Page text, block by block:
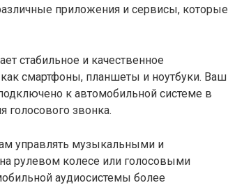
приложения и сервисы, которые
стабильное и качественное
смартфоны, планшеты и ноутбуки. Ваш
к автомобильной системе в
голосового звонка.
управлять музыкальными и
рулевом колесе или голосовыми
аудиосистемы более